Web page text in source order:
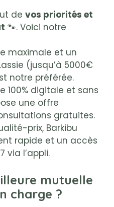
de vos priorités et
🐾. Voici notre
maximale et un
(jusqu’à 5000€
notre préférée.
100% digitale et sans
une offre
gratuites.
prix, Barkibu
rapide et un accès
via l’appli.
mutuelle
charge ?